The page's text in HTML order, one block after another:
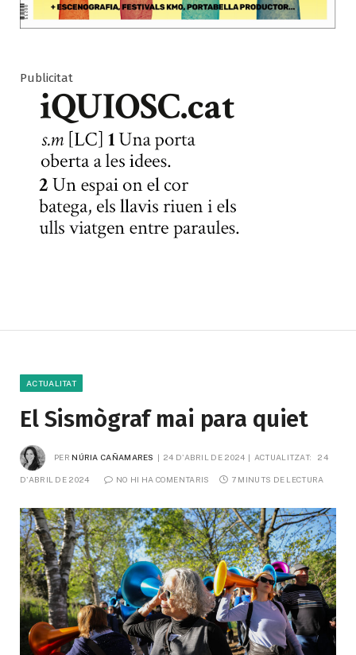
Publicitat
ACTUALITAT
El Sismògraf mai para quiet
PER NÚRIA CAÑAMARES 24 D'ABRIL DE 2024 ACTUALITZAT: 24
D'ABRIL DE 2024 NO HI HA COMENTARIS 7 MINUTS DE LECTURA